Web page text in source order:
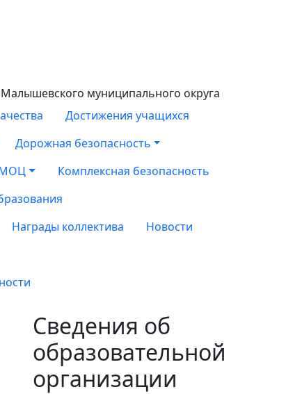
муниципального округа
Достижения учащихся
Дорожная безопасность
Комплексная безопасность
Награды коллектива
Новости
Сведения об
образовательной
организации